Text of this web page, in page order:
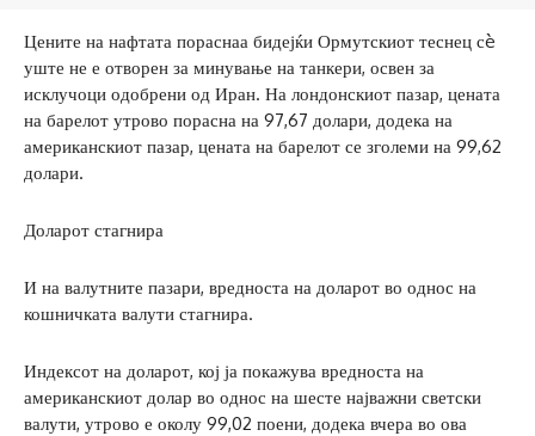
Цените на нафтата пораснаа бидејќи Ормутскиот теснец сè
уште не е отворен за минување на танкери, освен за
исклучоци одобрени од Иран. На лондонскиот пазар, цената
на барелот утрово порасна на 97,67 долари, додека на
американскиот пазар, цената на барелот се зголеми на 99,62
долари.
Доларот стагнира
И на валутните пазари, вредноста на доларот во однос на
кошничката валути стагнира.
Индексот на доларот, кој ја покажува вредноста на
американскиот долар во однос на шесте најважни светски
валути, утрово е околу 99,02 поени, додека вчера во ова